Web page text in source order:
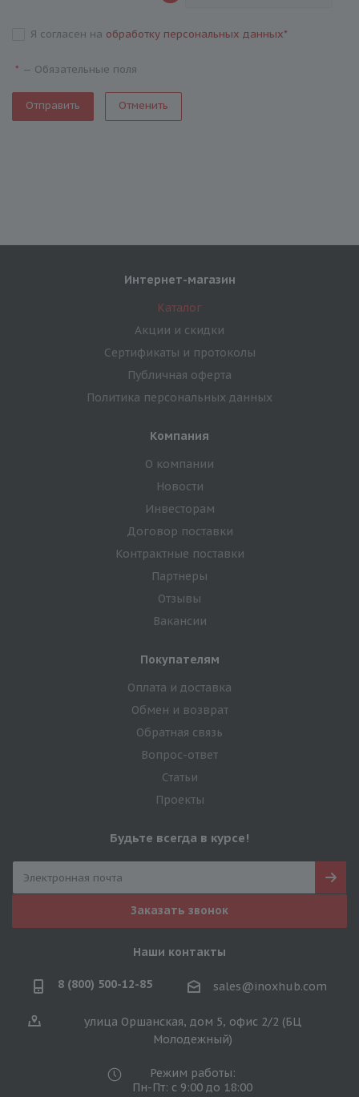
Я согласен на обработку персональных данных*
* — Обязательные поля
Отменить
Интернет-магазин
Каталог
Акции и скидки
Сертификаты и протоколы
Публичная оферта
Политика персональных данных
Компания
О компании
Новости
Инвесторам
Договор поставки
Контрактные поставки
Партнеры
Отзывы
Вакансии
Покупателям
Оплата и доставка
Обмен и возврат
Обратная связь
Вопрос-ответ
Статьи
Проекты
Будьте всегда в курсе!
Заказать звонок
Наши контакты
8 (800) 500-12-85 sales@inoxhub.com
улица Оршанская, дом 5, офис 2/2 (БЦ
Молодежный)
Режим работы:
Пн-Пт: с 9:00 до 18:00